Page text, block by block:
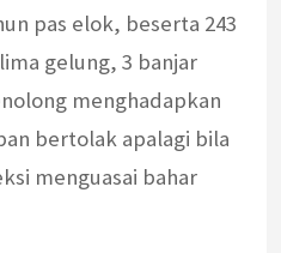
pas elok, beserta 243
gelung, 3 banjar
menghadapkan
bertolak apalagi bila
menguasai bahar